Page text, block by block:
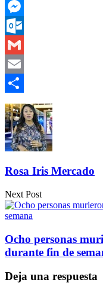
WhatsApp
Messenger
Outlook.com
Gmail
Email
Compartir
Rosa Iris Mercado
Next Post
Ocho personas
durante fin de
Deja una respuesta